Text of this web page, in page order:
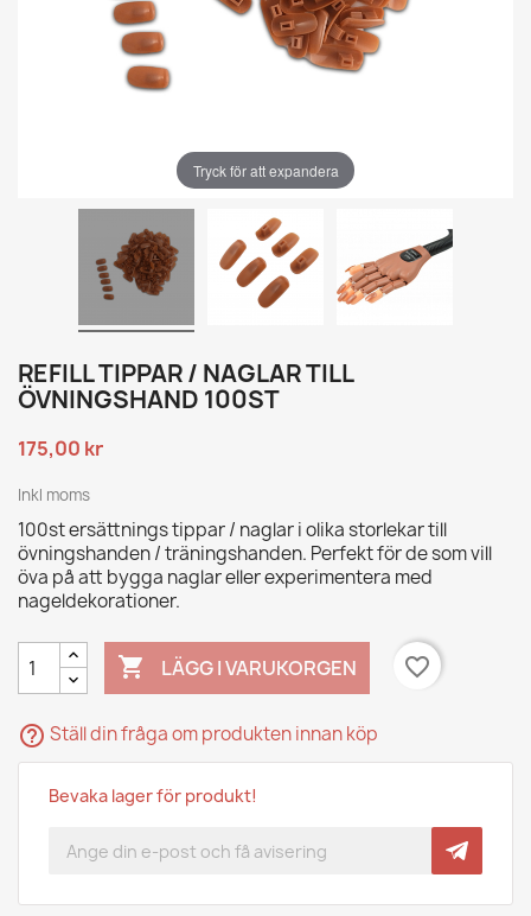
Tryck för att expandera
REFILL TIPPAR / NAGLAR TILL
ÖVNINGSHAND 100ST
175,00 kr
Inkl moms
100st ersättnings tippar / naglar i olika storlekar till
övningshanden / träningshanden. Perfekt för de som vill
öva på att bygga naglar eller experimentera med
nageldekorationer.
 LÄGG I VARUKORGEN favorite_border
help_outline Ställ din fråga om produkten innan köp
Bevaka lager för produkt!